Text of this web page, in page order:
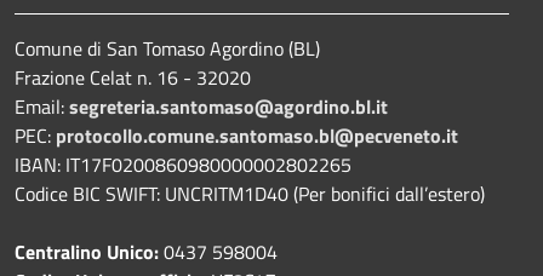
Comune di San Tomaso Agordino (BL)
Frazione Celat n. 16 - 32020
Email:segreteria.santomaso@agordino.bl.it
PEC: protocollo.comune.santomaso.bl@pecveneto.it
IBAN: IT17F0200860980000002802265
Codice BIC SWIFT: UNCRITM1D40 (Per bonifici dall’estero)
Centralino Unico:0437 598004